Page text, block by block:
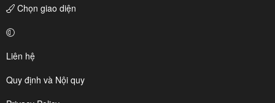
Chọn giao diện
Liên hệ
Quy định và Nội quy